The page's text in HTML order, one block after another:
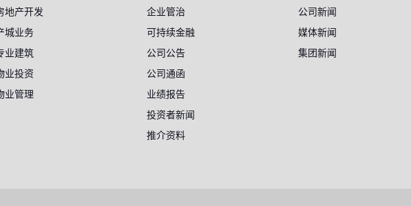
地产开发
城业务
业建筑
业投资
业管理
企业管治
可持续金融
公司公告
公司通函
业绩报告
投资者新闻
推介资料
公司新闻
媒体新闻
集团新闻